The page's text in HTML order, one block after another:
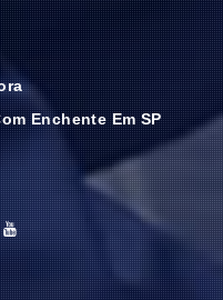
Enchente Em SP